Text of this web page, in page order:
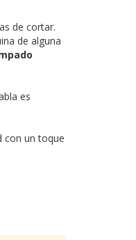
de cortar.
de alguna
es
con un toque